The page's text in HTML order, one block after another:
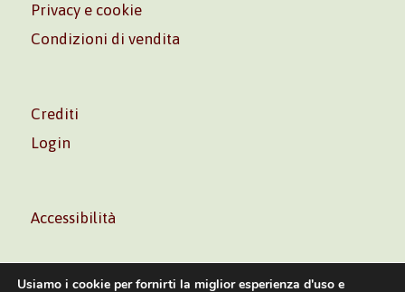
Privacy e cookie
Condizioni di vendita
Crediti
Login
Accessibilità
Usiamo i cookie per fornirti la miglior esperienza d'uso e